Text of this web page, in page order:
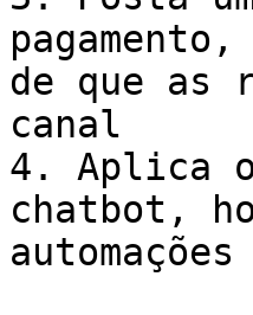
de que as
canal
4. Aplica
chatbot,
automações